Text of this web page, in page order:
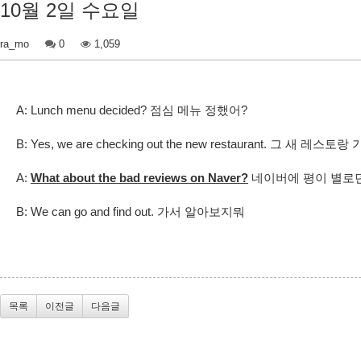
10월 2일 수요일
ra_mo 0 1,059
A: Lunch menu decided? 점심 메뉴 정했어?
B: Yes, we are checking out the new restaurant. 그 새 레스토랑
A: What about the bad reviews on Naver? 네이버에 평이 별로
B: We can go and find out. 가서 알아보지뭐
목록 이전글 다음글